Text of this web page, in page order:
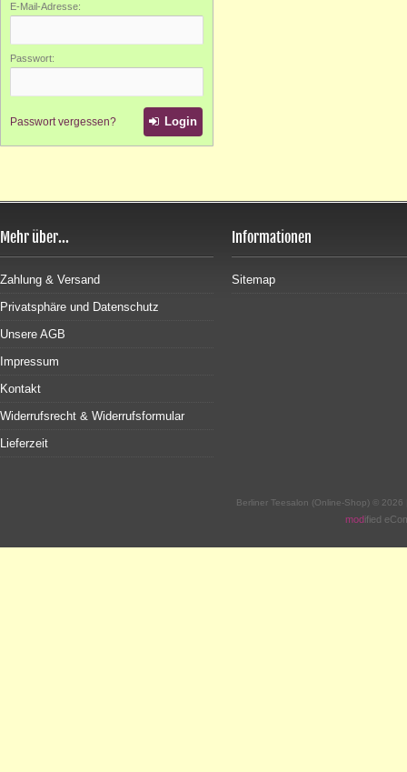
E-Mail-Adresse:
Passwort:
Passwort vergessen? Login
Mehr über...
Zahlung & Versand
Privatsphäre und Datenschutz
Unsere AGB
Impressum
Kontakt
Widerrufsrecht & Widerrufsformular
Lieferzeit
Informationen
Sitemap
Berliner Teesalon (Online-Shop) ©
modified